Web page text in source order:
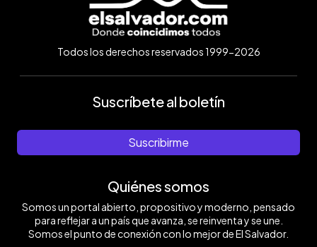
Todos los derechos reservados 1999-2026
Suscríbete al boletín
Suscribirme
Quiénes somos
Somos un portal abierto, propositivo y moderno, pensado
para reflejar a un país que avanza, se reinventa y se une.
Somos el punto de conexión con lo mejor de El Salvador.